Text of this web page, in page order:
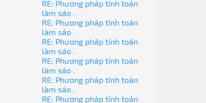
RE: Phương pháp tính toán
làm sáo .
RE: Phương pháp tính toán
làm sáo .
RE: Phương pháp tính toán
làm sáo .
RE: Phương pháp tính toán
làm sáo .
RE: Phương pháp tính toán
làm sáo .
RE: Phương pháp tính toán